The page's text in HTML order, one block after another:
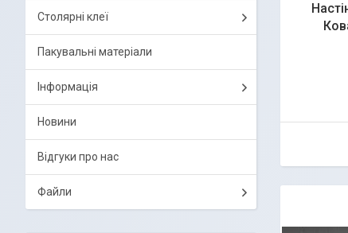
Столярні клеї
Пакувальні матеріали
Інформація
Новини
Відгуки про нас
Файли